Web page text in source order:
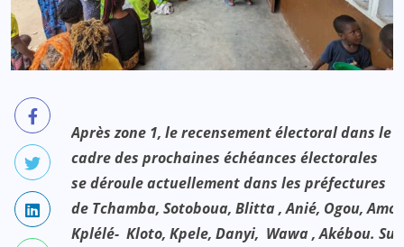
Après zone 1, le recensement électoral dans le
cadre des prochaines échéances électorales
se déroule actuellement dans les préfectures
de Tchamba, Sotoboua, Blitta , Anié, Ogou,
Kplélé- Kloto, Kpele, Danyi, Wawa , Akébou. Sur